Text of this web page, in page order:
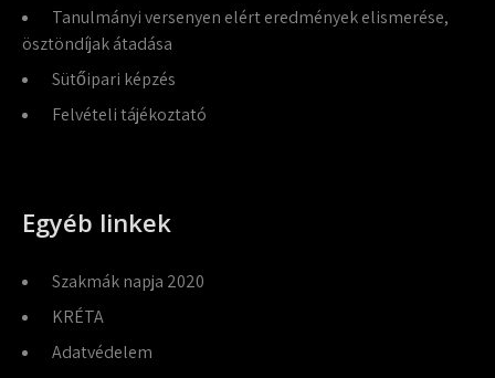
Tanulmányi versenyen elért eredmények elismerése,
ösztöndíjak átadása
Sütőipari képzés
Felvételi tájékoztató
Egyéb linkek
Szakmák napja 2020
KRÉTA
Adatvédelem